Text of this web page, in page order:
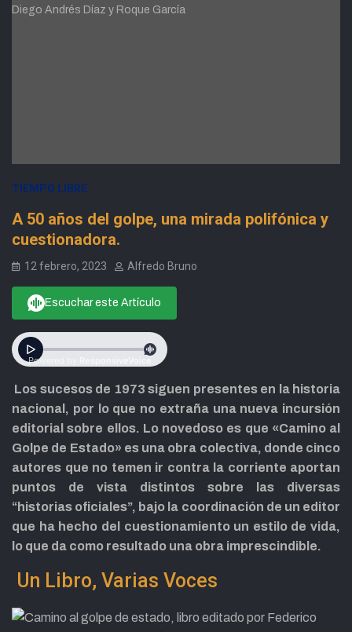
TIEMPO LIBRE
A 50 años del golpe, una mirada polifónica y
cuestionadora.
12 febrero, 2023 Alfredo Bruno
Escuchar este Artículo
Los sucesos de 1973 siguen presentes en la historia
nacional, por lo que no extraña una nueva incursión
editorial sobre ellos. Lo novedoso es que «Camino al
Golpe de Estado» es una obra colectiva, donde cinco
autores que no temen ir contra la corriente aportan
puntos de vista distintos sobre las diversas
“historias oficiales”, bajo la coordinación de un editor
que ha hecho del cuestionamiento un estilo de vida,
lo que da como resultado una obra imprescindible.
Un Libro, Varias Voces